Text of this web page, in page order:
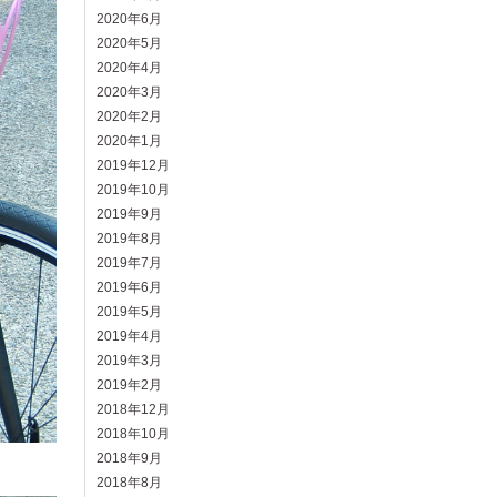
2020年6月
2020年5月
2020年4月
2020年3月
2020年2月
2020年1月
2019年12月
2019年10月
2019年9月
2019年8月
2019年7月
2019年6月
2019年5月
2019年4月
2019年3月
2019年2月
2018年12月
2018年10月
2018年9月
2018年8月